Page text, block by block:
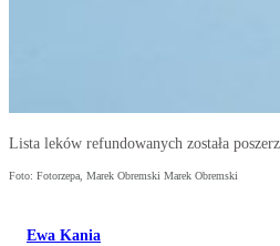
Lista leków refundowanych została
Foto: Fotorzepa, Marek Obremski Marek Obremski
Ewa Kania